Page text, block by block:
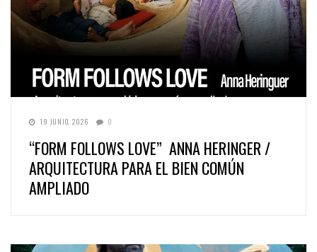
19 JUNIO, 2026 0
“FORM FOLLOWS LOVE” ANNA HERINGER /
ARQUITECTURA PARA EL BIEN COMÚN
AMPLIADO